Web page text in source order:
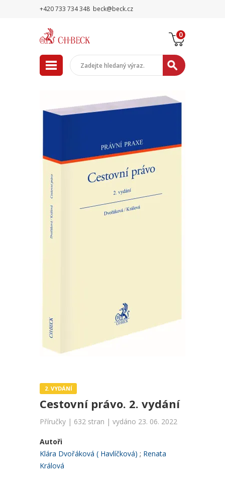
+420 733 734 348 beck@beck.cz
0
2. VYDÁNÍ
Cestovní právo. 2. vydání
Příručky | 632 stran | vydáno 23. 06. 2022
Autoři
Klára Dvořáková ( Havlíčková)
Renata
Králová